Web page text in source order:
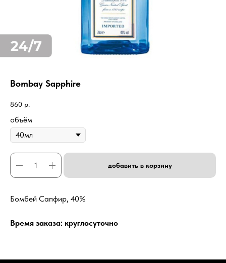
Bombay Sapphire
860 р.
объём
добавить в корзину
Бомбей Сапфир, 40%
Время заказа: круглосуточно